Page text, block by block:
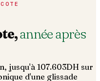
année après
jusqu'à 107.603DH sur
d'une glissade